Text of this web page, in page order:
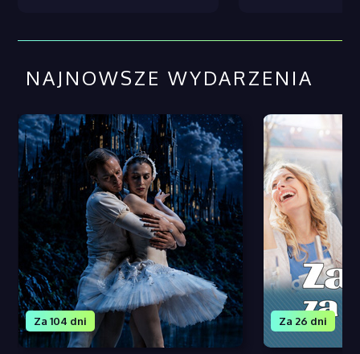
NAJNOWSZE WYDARZENIA
Za 104 dni Za 26 dni